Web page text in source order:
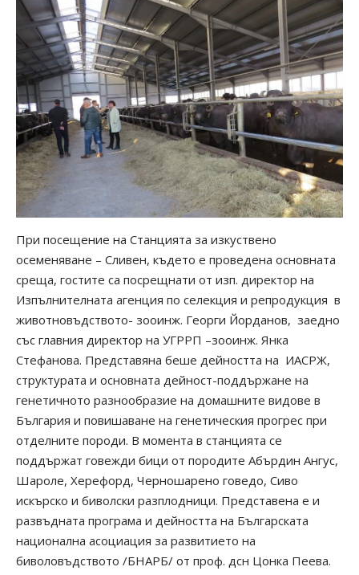
При посещение на Станцията за изкуствено
осеменяване – Сливен, където е проведена основната
среща, гостите са посрещнати от изп. директор на
Изпълнителната агенция по селекция и репродукция в
животновъдството- зооинж. Георги Йорданов, заедно
със главния директор на УГРРП –зооинж. Янка
Стефанова. Представяна беше дейността на ИАСРЖ,
структурата и основната дейност-поддържане на
генетичното разнообразие на домашните видове в
България и повишаване на генетическия прогрес при
отделните породи. В момента в станцията се
поддържат говежди бици от породите Абърдин Ангус,
Шароле, Херефорд, Черношарено говедо, Сиво
искърско и биволски разплодници. Представена е и
развъдната програма и дейността на Българската
национална асоциация за развитието на
биволовъдството /БНАРБ/ от проф. дсн Цонка Пеева.